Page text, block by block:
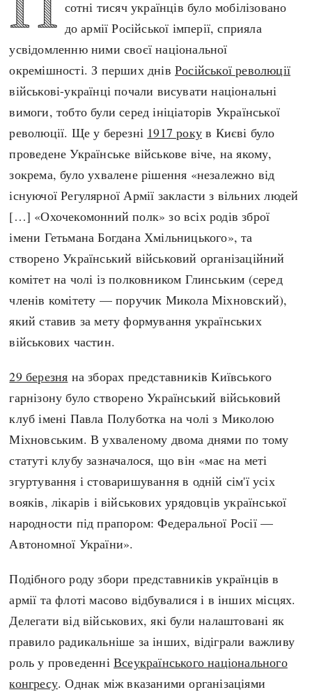
Чудеса світу
Австралія
Азія
Америка
А(нта)рктика
Африка
Європа
Індекси
Нові статті
Популярні статті
Всі статті
Визначальні події
#Хештеги
Автори
сотні тисяч українців було мобілізовано
до армії Російської імперії, сприяла
усвідомленню ними своєї національної
окремішності. З перших днівРосійської революції
військові-українці почали висувати національні
вимоги, тобто були серед ініціаторів Української
революції. Ще у березні 1917 року в Києві було
проведене Українське військове віче, на якому,
зокрема, було ухвалене рішення «незалежно від
існуючої Регулярної Армії закласти з вільних людей
[…] «Охочекомонний полк» зо всіх родів зброї
імени Гетьмана Богдана Хмільницького», та
створено Український військовий організаційний
комітет на чолі із полковником Глинським (серед
членів комітету — поручик Микола Міхновский),
який ставив за мету формування українських
військових частин.
29 березня на зборах представників Київського
гарнізону було створено Український військовий
клуб імені Павла Полуботка на чолі з Миколою
Міхновським. В ухваленому двома днями по тому
статуті клубу зазначалося, що він «має на меті
згуртування і стоваришування в одній сім'ї усіх
вояків, лікарів і військових урядовців української
народности під прапором: Федеральної Росії —
Автономної України».
Подібного роду збори представників українців в
армії та флоті масово відбувалися і в інших місцях.
Делегати від військових, які були налаштовані як
правило радикальніше за інших, відіграли важливу
роль у проведенніВсеукраїнського національного
конгресу. Однак між вказаними організаціями